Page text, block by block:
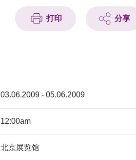
打印 分享
03.06.2009 - 05.06.2009
12:00am
北京展览馆